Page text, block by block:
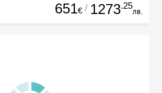
651€ / 1273.25
лв.